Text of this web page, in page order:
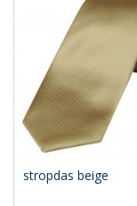
stropdas beige